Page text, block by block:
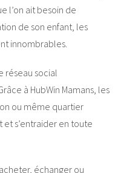
l’on ait besoin de
de son enfant, les
innombrables.
réseau social
à HubWin Mamans, les
ou même quartier
s’entraider en toute
échanger ou